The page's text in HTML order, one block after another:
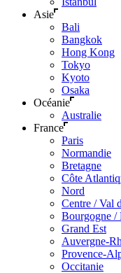
Asie
Bali
Bangkok
Hong Kong
Tokyo
Kyoto
Osaka
Océanie
Australie
France
Paris
Normandie
Bretagne
Côte
Nord
Centre / Val
Bourgogne /
Grand Est
Auvergne-
Provence-
Occitanie